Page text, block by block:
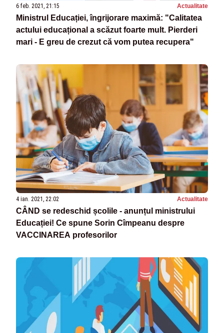
6 feb. 2021, 21:15 Actualitate
Ministrul Educației, îngrijorare maximă: "Calitatea
actului educațional a scăzut foarte mult. Pierderi
mari - E greu de crezut că vom putea recupera"
4 ian. 2021, 22:02 Actualitate
CÂND se redeschid școlile - anunțul ministrului
Educației! Ce spune Sorin Cîmpeanu despre
VACCINAREA profesorilor